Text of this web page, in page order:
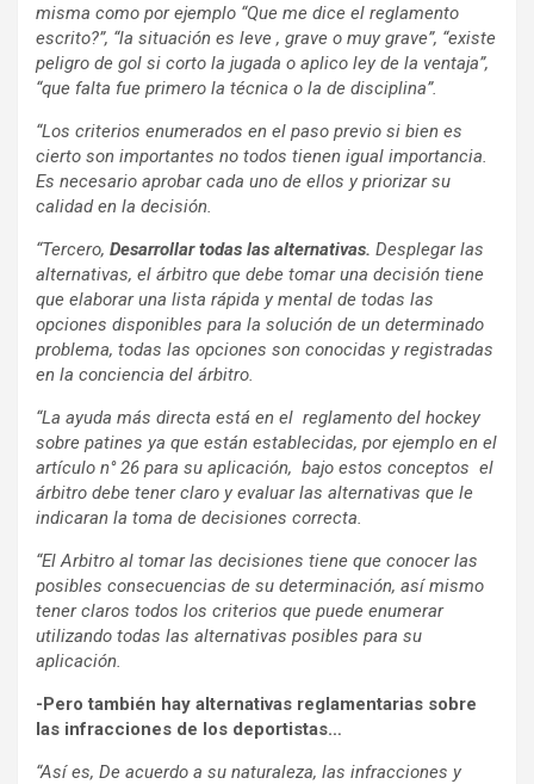
misma como por ejemplo “Que me dice el reglamento
escrito?”, “la situación es leve , grave o muy grave”, “existe
peligro de gol si corto la jugada o aplico ley de la ventaja”,
“que falta fue primero la técnica o la de disciplina”.
“Los criterios enumerados en el paso previo si bien es
cierto son importantes no todos tienen igual importancia.
Es necesario aprobar cada uno de ellos y priorizar su
calidad en la decisión.
“Tercero, Desarrollar todas las alternativas. Desplegar las
alternativas, el árbitro que debe tomar una decisión tiene
que elaborar una lista rápida y mental de todas las
opciones disponibles para la solución de un determinado
problema, todas las opciones son conocidas y registradas
en la conciencia del árbitro.
“La ayuda más directa está en el reglamento del hockey
sobre patines ya que están establecidas, por ejemplo en el
artículo n° 26 para su aplicación, bajo estos conceptos el
árbitro debe tener claro y evaluar las alternativas que le
indicaran la toma de decisiones correcta.
“El Arbitro al tomar las decisiones tiene que conocer las
posibles consecuencias de su determinación, así mismo
tener claros todos los criterios que puede enumerar
utilizando todas las alternativas posibles para su
aplicación.
-Pero también hay alternativas reglamentarias sobre
las infracciones de los deportistas…
“Así es, De acuerdo a su naturaleza, las infracciones y